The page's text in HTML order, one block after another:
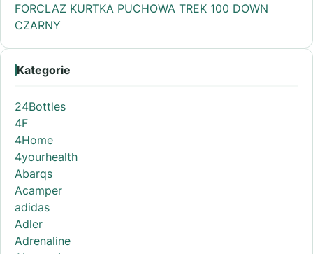
FORCLAZ KURTKA PUCHOWA TREK 100 DOWN
CZARNY
Kategorie
24Bottles
4F
4Home
4yourhealth
Abarqs
Acamper
adidas
Adler
Adrenaline